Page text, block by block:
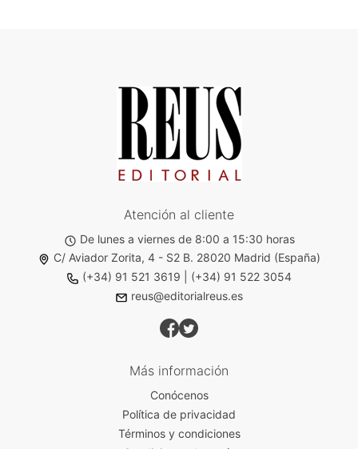
Atención al cliente
De lunes a viernes de 8:00 a 15:30 horas
C/ Aviador Zorita, 4 - S2 B. 28020 Madrid (España)
(+34) 91 521 3619
(+34) 91 522 3054
reus@editorialreus.es
Más información
Conócenos
Política de privacidad
Términos y condiciones